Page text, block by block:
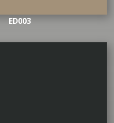
ED003